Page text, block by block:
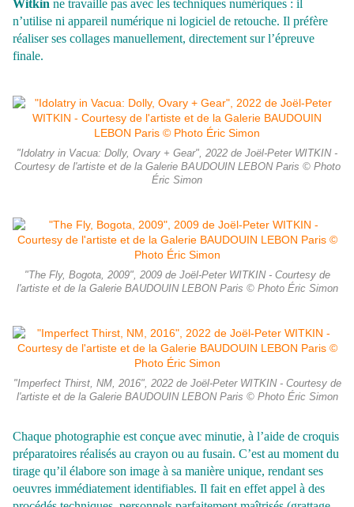
Witkin ne travaille pas avec les techniques numériques : il
n’utilise ni appareil numérique ni logiciel de retouche. Il préfère
réaliser ses collages manuellement, directement sur l’épreuve
finale.
"Idolatry in Vacua: Dolly, Ovary + Gear", 2022 de Joël-Peter WITKIN -
Courtesy de l'artiste et de la Galerie BAUDOUIN LEBON Paris © Photo
Éric Simon
"The Fly, Bogota, 2009", 2009 de Joël-Peter WITKIN - Courtesy de
l'artiste et de la Galerie BAUDOUIN LEBON Paris © Photo Éric Simon
"Imperfect Thirst, NM, 2016", 2022 de Joël-Peter WITKIN - Courtesy de
l'artiste et de la Galerie BAUDOUIN LEBON Paris © Photo Éric Simon
Chaque photographie est conçue avec minutie, à l’aide de croquis
préparatoires réalisés au crayon ou au fusain. C’est au moment du
tirage qu’il élabore son image à sa manière unique, rendant ses
oeuvres immédiatement identifiables. Il fait en effet appel à des